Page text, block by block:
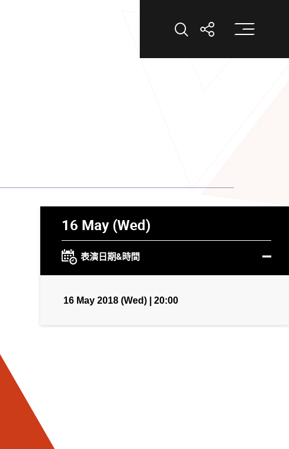
打開搜索打開分享打
16 May (Wed)
表演日期&時間
16 May 2018 (Wed) | 20:00